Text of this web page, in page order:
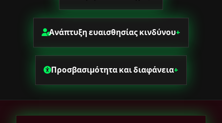
Ανάπτυξη ευαισθησίας κινδύνου+
Προσβασιμότητα και διαφάνεια+